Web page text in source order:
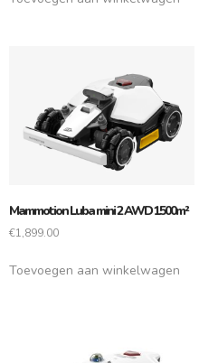
Mammotion Luba mini 2 AWD 1500m²
€1,899.00
Toevoegen aan winkelwagen